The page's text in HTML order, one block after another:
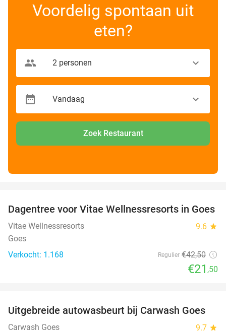
Voordelig spontaan uit
eten?
Zoek Restaurant
49%
Dagentree voor Vitae Wellnessresorts in Goes
Vitae Wellnessresorts 9.6 star
Goes
Verkocht: 1.168
Regulier €42,50
€21 ,50
36%
Uitgebreide autowasbeurt bij Carwash Goes
Carwash Goes 9.7 star